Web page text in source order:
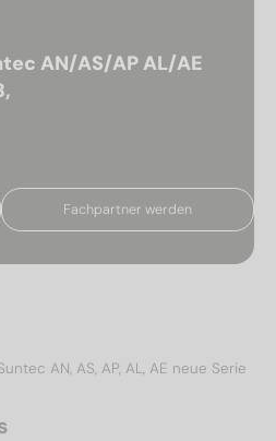
AN/AS/AP AL/AE
Fachpartner werden
AN, AS, AP, AL, AE neue Serie